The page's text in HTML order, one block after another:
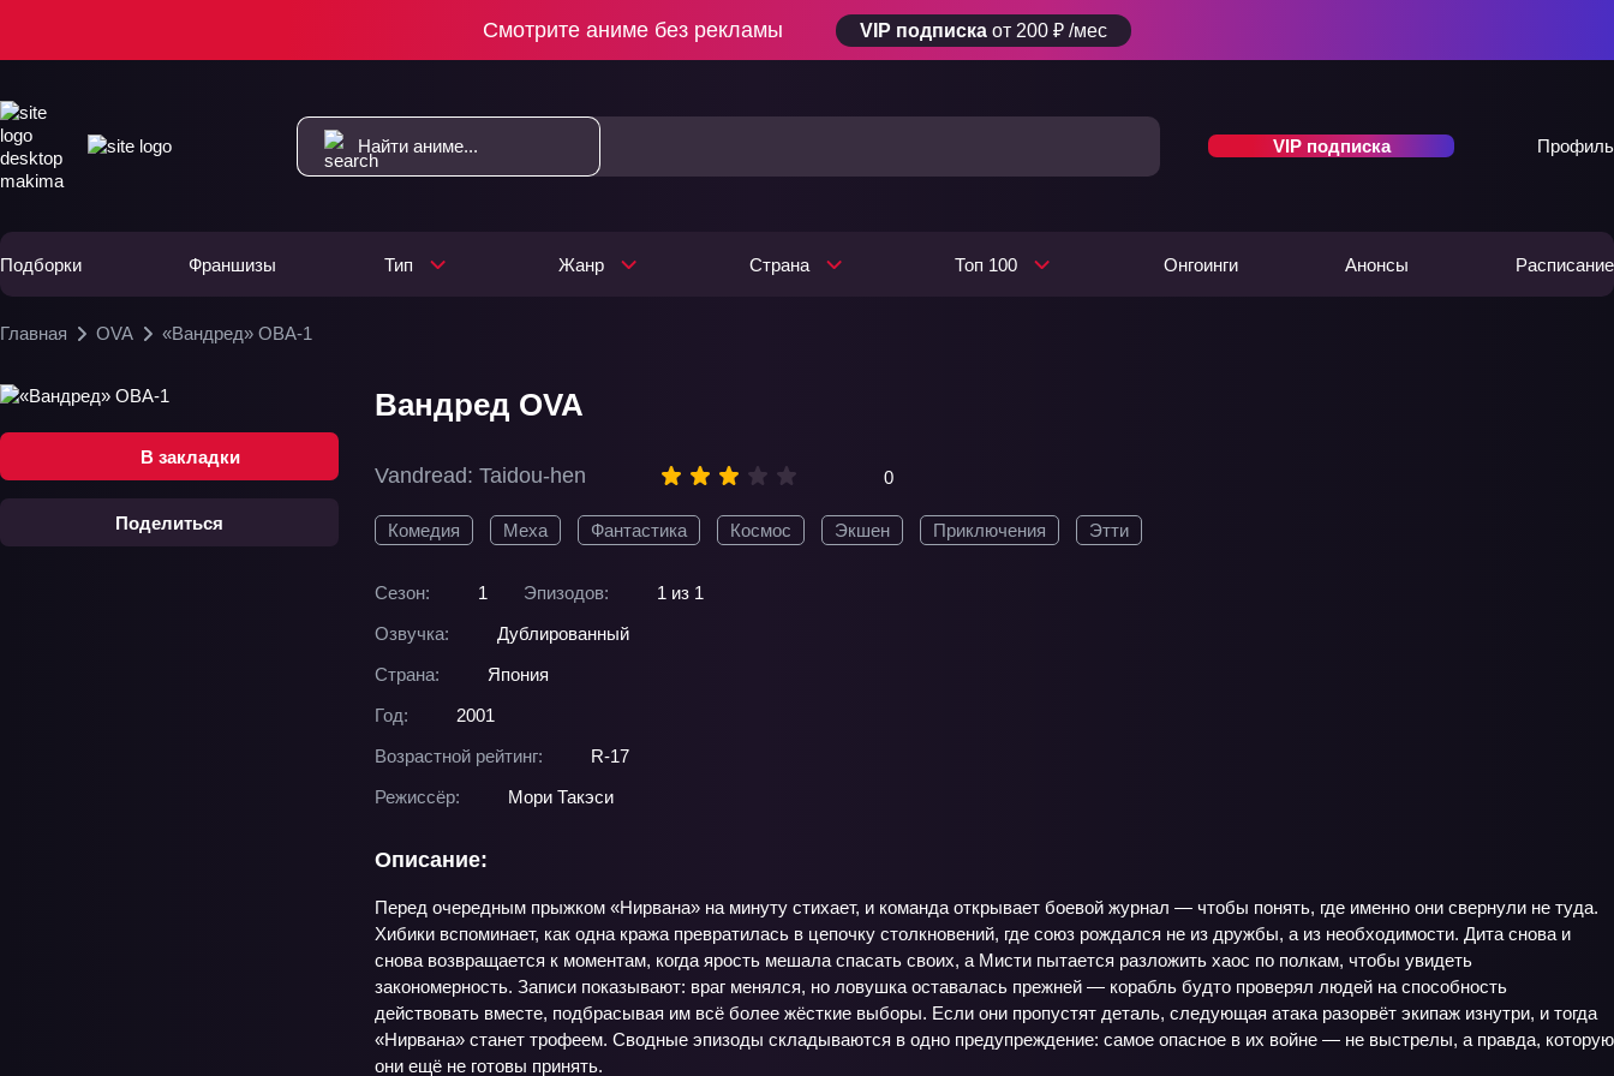
Смотрите аниме без рекламы VIP подписка от 200 ₽ /мес
VIP подписка Профиль
Подборки Франшизы Тип Жанр Страна Топ 100 Онгоинги Анонсы Расписание
Главная OVA «Вандред» ОВА-1
В закладки
Поделиться
Вандред OVA
Vandread: Taidou-hen 0
Комедия Меха Фантастика Космос Экшен Приключения Этти
Сезон: 1 Эпизодов:
1 из 1
Озвучка:
Дублированный
Страна:
Япония
Год:
2001
Возрастной рейтинг:
R-17
Режиссёр:
Мори Такэси
Описание:
Перед очередным прыжком «Нирвана» на минуту стихает, и команда открывает боевой журнал — чтобы понять, где именно они свернули не туда.
Хибики вспоминает, как одна кража превратилась в цепочку столкновений, где союз рождался не из дружбы, а из необходимости. Дита снова и
снова возвращается к моментам, когда ярость мешала спасать своих, а Мисти пытается разложить хаос по полкам, чтобы увидеть
закономерность. Записи показывают: враг менялся, но ловушка оставалась прежней — корабль будто проверял людей на способность
действовать вместе, подбрасывая им всё более жёсткие выборы. Если они пропустят деталь, следующая атака разорвёт экипаж изнутри, и тогда
«Нирвана» станет трофеем. Сводные эпизоды складываются в одно предупреждение: самое опасное в их войне — не выстрелы, а правда, которую
они ещё не готовы принять.